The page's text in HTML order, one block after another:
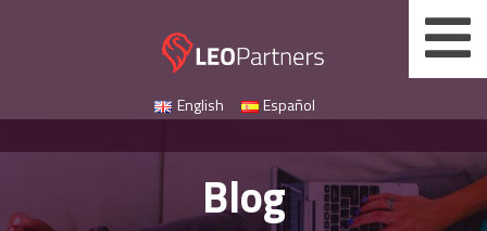
English Español
Blog